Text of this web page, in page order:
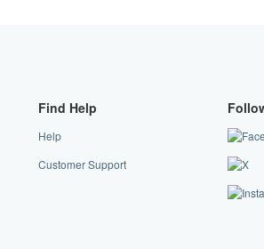
Find Help
Help
Customer Support